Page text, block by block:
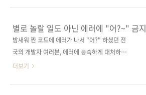
최신 실무 지식과 노하우를 익힐 수 있다. 한국어
스트와 E2E 테스트를 추가 수록해 완성도를 더
욱 높였다. 도서구매 사이트(가나다순) [교보문
고] [도서11번가] [알라딘] [예스이십사] [인
터파..
하고요. 물론 테스트 코드 작성이 모두에게 필요
한 것은 아니며, 도입하는 것이 쉬운 일도 아닙니
다. 게다가 UI 컴포넌트 테스트, 시각적 회귀 테
어찌나 많은지 무엇을 활용해야 할지도 알기 쉽
지 않죠. 하지만 잘 생각해봅시다. 프런트엔드
별로 놀랄 일도 아닌 에러에 "어?~" 금지
밤새워 짠 코드에 에러가 나서 "어?" 하셨던 전
국의 개발자 여러분, 에러에 능숙하게 대처하는
방법을 알려주는 책이 나왔습니다. 누구나 에러
더보기